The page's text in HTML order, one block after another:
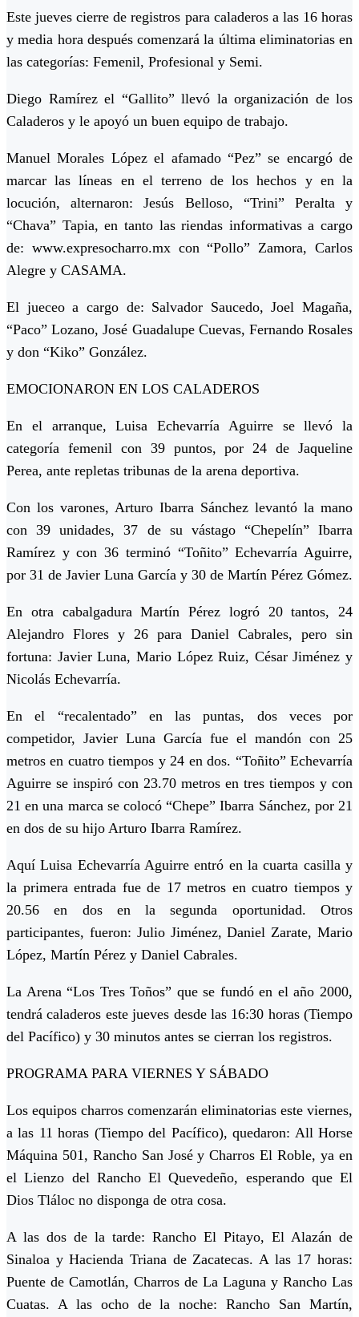
Este jueves cierre de registros para caladeros a las 16 horas
y media hora después comenzará la última eliminatorias en
las categorías: Femenil, Profesional y Semi.
Diego Ramírez el “Gallito” llevó la organización de los
Caladeros y le apoyó un buen equipo de trabajo.
Manuel Morales López el afamado “Pez” se encargó de
marcar las líneas en el terreno de los hechos y en la
locución, alternaron: Jesús Belloso, “Trini” Peralta y
“Chava” Tapia, en tanto las riendas informativas a cargo
de: www.expresocharro.mx con “Pollo” Zamora, Carlos
Alegre y CASAMA.
El jueceo a cargo de: Salvador Saucedo, Joel Magaña,
“Paco” Lozano, José Guadalupe Cuevas, Fernando Rosales
y don “Kiko” González.
EMOCIONARON EN LOS CALADEROS
En el arranque, Luisa Echevarría Aguirre se llevó la
categoría femenil con 39 puntos, por 24 de Jaqueline
Perea, ante repletas tribunas de la arena deportiva.
Con los varones, Arturo Ibarra Sánchez levantó la mano
con 39 unidades, 37 de su vástago “Chepelín” Ibarra
Ramírez y con 36 terminó “Toñito” Echevarría Aguirre,
por 31 de Javier Luna García y 30 de Martín Pérez Gómez.
En otra cabalgadura Martín Pérez logró 20 tantos, 24
Alejandro Flores y 26 para Daniel Cabrales, pero sin
fortuna: Javier Luna, Mario López Ruiz, César Jiménez y
Nicolás Echevarría.
En el “recalentado” en las puntas, dos veces por
competidor, Javier Luna García fue el mandón con 25
metros en cuatro tiempos y 24 en dos. “Toñito” Echevarría
Aguirre se inspiró con 23.70 metros en tres tiempos y con
21 en una marca se colocó “Chepe” Ibarra Sánchez, por 21
en dos de su hijo Arturo Ibarra Ramírez.
Aquí Luisa Echevarría Aguirre entró en la cuarta casilla y
la primera entrada fue de 17 metros en cuatro tiempos y
20.56 en dos en la segunda oportunidad. Otros
participantes, fueron: Julio Jiménez, Daniel Zarate, Mario
López, Martín Pérez y Daniel Cabrales.
La Arena “Los Tres Toños” que se fundó en el año 2000,
tendrá caladeros este jueves desde las 16:30 horas (Tiempo
del Pacífico) y 30 minutos antes se cierran los registros.
PROGRAMA PARA VIERNES Y SÁBADO
Los equipos charros comenzarán eliminatorias este viernes,
a las 11 horas (Tiempo del Pacífico), quedaron: All Horse
Máquina 501, Rancho San José y Charros El Roble, ya en
el Lienzo del Rancho El Quevedeño, esperando que El
Dios Tláloc no disponga de otra cosa.
A las dos de la tarde: Rancho El Pitayo, El Alazán de
Sinaloa y Hacienda Triana de Zacatecas. A las 17 horas:
Puente de Camotlán, Charros de La Laguna y Rancho Las
Cuatas. A las ocho de la noche: Rancho San Martín,